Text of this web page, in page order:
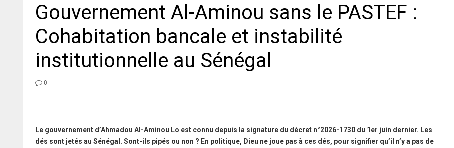
Gouvernement Al-Aminou sans le PASTEF :
Cohabitation bancale et instabilité
institutionnelle au Sénégal
0
Le gouvernement d’Ahmadou Al-Aminou Lo est connu depuis la signature du décret n°2026-1730 du 1er juin dernier. Les
dés sont jetés au Sénégal. Sont-ils pipés ou non ? En politique, Dieu ne joue pas à ces dés, pour signifier qu’il n’y a pas de